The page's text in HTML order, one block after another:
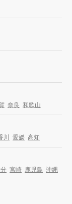
奈良 和歌山
川 愛媛 高知
宮崎 鹿児島 沖縄